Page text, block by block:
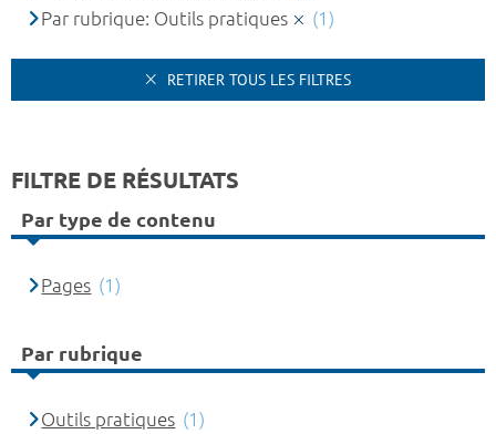
Par rubrique: Outils pratiques
(1)
RETIRER TOUS LES FILTRES
FILTRE DE RÉSULTATS
Par type de contenu
Pages (1)
Par rubrique
Outils pratiques (1)